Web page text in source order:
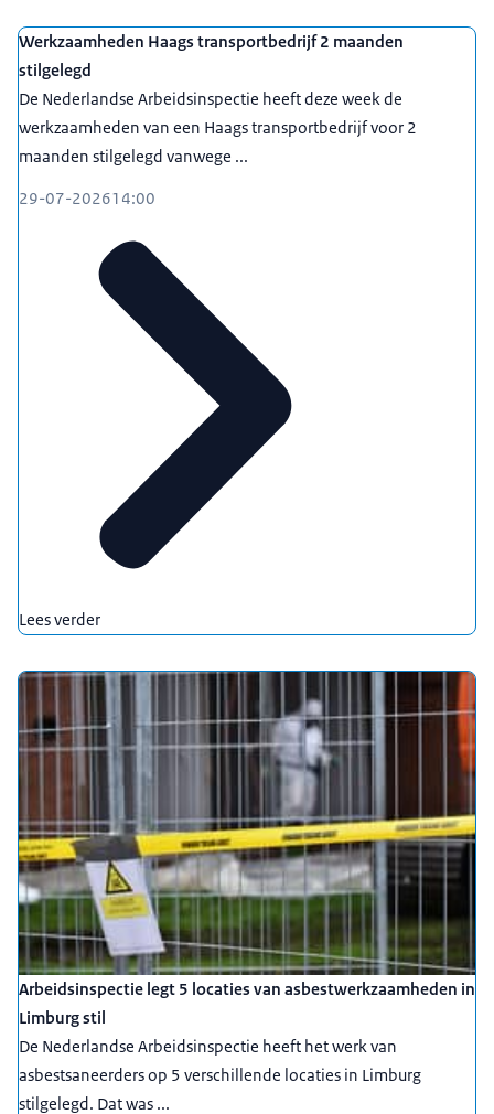
Werkzaamheden Haags transportbedrijf 2 maanden
stilgelegd
De Nederlandse Arbeidsinspectie heeft deze week de
werkzaamheden van een Haags transportbedrijf voor 2
maanden stilgelegd vanwege ...
29-07-202614:00
Lees verder
Arbeidsinspectie legt 5 locaties van asbestwerkzaamheden in
Limburg stil
De Nederlandse Arbeidsinspectie heeft het werk van
asbestsaneerders op 5 verschillende locaties in Limburg
stilgelegd. Dat was ...